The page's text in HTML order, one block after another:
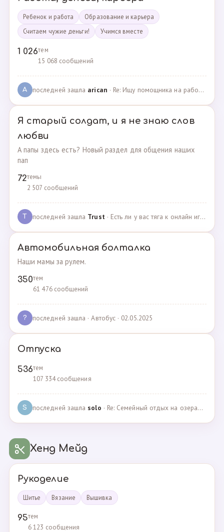
Ребенок и работа
Образование и карьера
Считаем чужие деньги!
Учимся вместе
1 026тем
15 068 сообщений
A последней зашла arican · Re: Ищу помощника на работе · 14.01.2025
Я старый солдат, и я не знаю слов
любви
А папы здесь есть? Новый раздел для общения наших
пап
72темы
2 507 сообщений
T последней зашла Trust · Есть ли у вас тяга к онлайн играм? · 02.05.2025
Автомобильная болталка
Наши мамы за рулем.
350тем
61 476 сообщений
? последней зашла · Автобус · 02.05.2025
Отпуска
536тем
107 334 сообщения
S последней зашла solo · Re: Семейный отдых на озерах Челябинской области. П… · 04.05.2025
Хенд Мейд
Рукоделие
Шитье Вязание Вышивка
95тем
6 123 сообщения